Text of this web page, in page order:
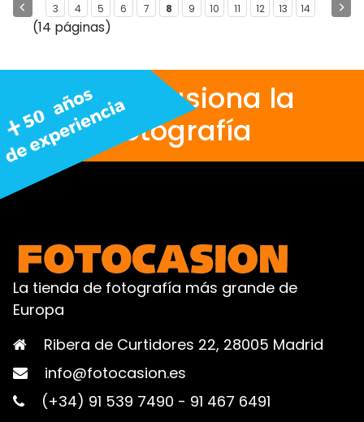
3 4 5 6 7 8 9 10 11 12 13 14
(14 páginas)
Nos apasiona la
fotografía
La tienda de fotografía más grande de
Europa
Ribera de Curtidores 22, 28005 Madrid
info@fotocasion.es
(+34) 91 539 7490 - 91 467 6491